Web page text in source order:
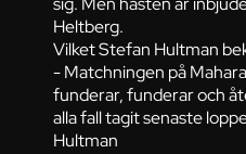
Heltberg.
Vilket Stefan Hultman
- Matchningen på
funderar, funderar och
alla fall tagit senaste
Hultman